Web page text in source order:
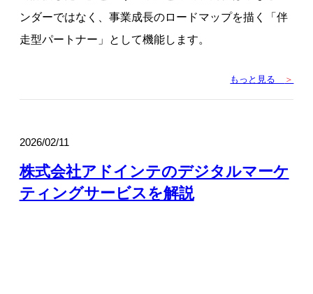
ンダーではなく、事業成長のロードマップを描く「伴
走型パートナー」として機能します。
もっと見る ＞
2026/02/11
株式会社アドインテのデジタルマーケ
ティングサービスを解説